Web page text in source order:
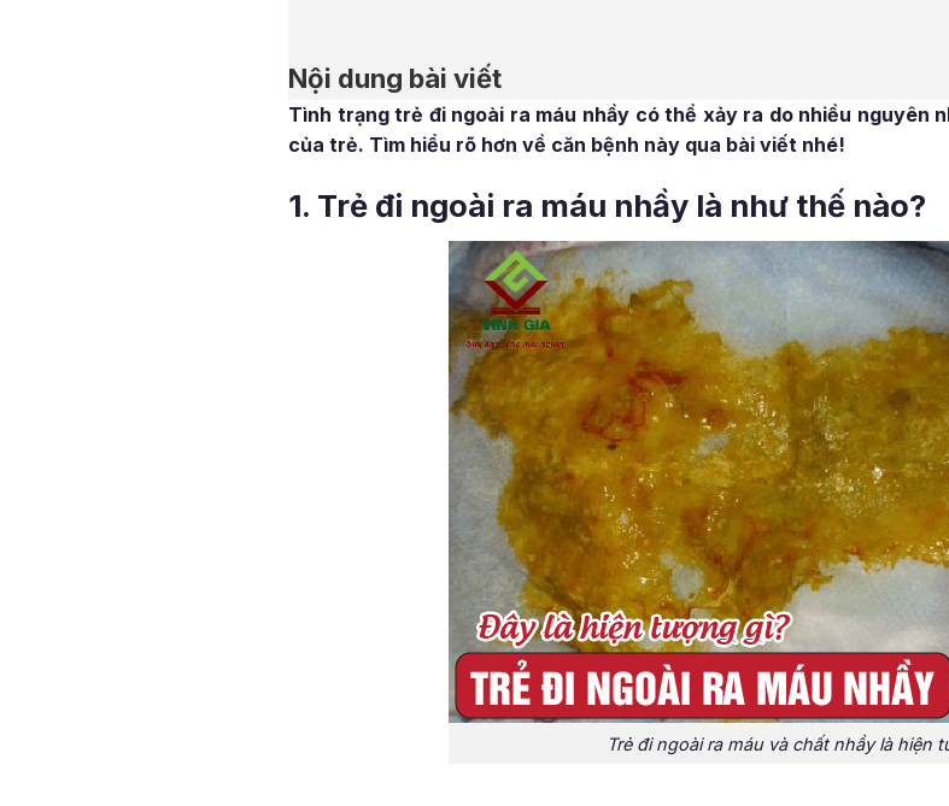
Nội dung bài viết
Tình trạng trẻ đi ngoài ra máu nhầy có thể xảy ra do nhiều nguyên
của trẻ. Tìm hiểu rõ hơn về căn bệnh này qua bài viết nhé!
1. Trẻ đi ngoài ra máu nhầy là như thế nào?
Trẻ đi ngoài ra máu và chất nhầy là hiện